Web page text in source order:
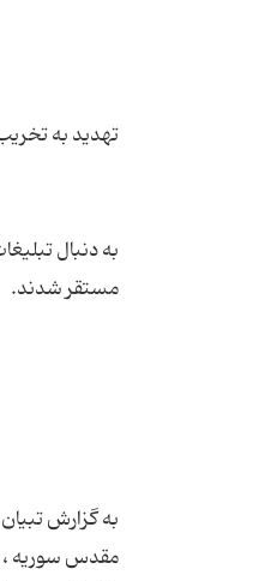
به دنبال
به گزارش
مقدس سوریه